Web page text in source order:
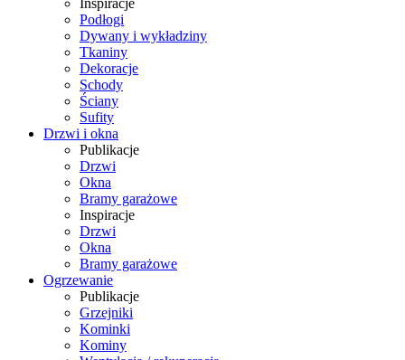
Inspiracje
Podłogi
Dywany i wykładziny
Tkaniny
Dekoracje
Schody
Ściany
Sufity
Drzwi i okna
Publikacje
Drzwi
Okna
Bramy garażowe
Inspiracje
Drzwi
Okna
Bramy garażowe
Ogrzewanie
Publikacje
Grzejniki
Kominki
Kominy